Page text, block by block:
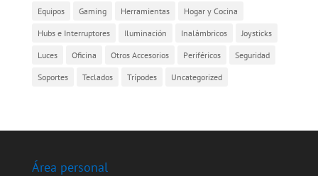
Equipos Gaming Herramientas Hogar y Cocina
Hubs e Interruptores Iluminación Inalámbricos Joysticks
Luces Oficina Otros Accesorios Periféricos Seguridad
Soportes Teclados Trípodes Uncategorized
Área personal